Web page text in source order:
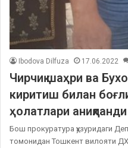
Ibodova Dilfuza 17.06.2022
Чирчиқ шаҳри ва
киритиш билан
ҳолатлари аниқланди
Бош прокуратура ҳузуридаги
томонидан Тошкент вилояти